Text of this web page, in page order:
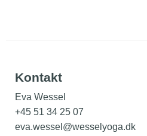
Kontakt
Eva Wessel
+45 51 34 25 07
eva.wessel@wesselyoga.dk